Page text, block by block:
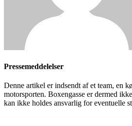
Pressemeddelelser
Denne artikel er indsendt af et team, en
motorsporten. Boxengasse er dermed
kan ikke holdes ansvarlig for eventuelle